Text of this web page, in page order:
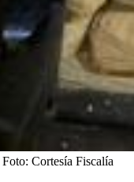
Foto: Cortesía Fiscalía